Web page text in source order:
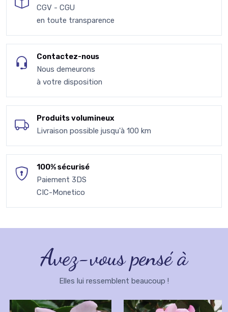
CGV - CGU
en toute transparence
Contactez-nous
Nous demeurons
à votre disposition
Produits volumineux
Livraison possible jusqu'à 100 km
100% sécurisé
Paiement 3DS
CIC-Monetico
Avez-vous pensé à
Elles lui ressemblent beaucoup !